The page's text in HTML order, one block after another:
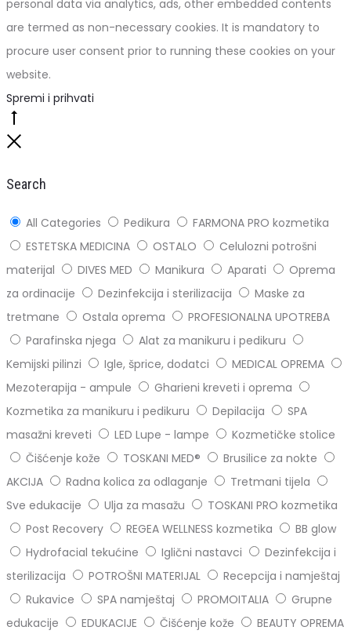
personal data via analytics, ads, other embedded contents
are termed as non-necessary cookies. It is mandatory to
procure user consent prior to running these cookies on your
website.
Spremi i prihvati
Search
All Categories Pedikura
FARMONA PRO kozmetika
ESTETSKA MEDICINA
OSTALO
Celulozni potrošni
materijal
DIVES MED Manikura Aparati
Oprema
za ordinacije
Dezinfekcija i sterilizacija
Maske za
tretmane
Ostala oprema
PROFESIONALNA UPOTREBA
Parafinska njega
Alat za manikuru i pedikuru
Kemijski pilinzi
Igle, šprice, dodatci
MEDICAL OPREMA
Mezoterapija - ampule
Gharieni kreveti i oprema
Kozmetika za manikuru i pedikuru
Depilacija
SPA
masažni kreveti
LED Lupe - lampe
Kozmetičke stolice
Čišćenje kože
TOSKANI MED®️
Brusilice za nokte
AKCIJA
Radna kolica za odlaganje
Tretmani tijela
Sve edukacije
Ulja za masažu
TOSKANI PRO kozmetika
Post Recovery
REGEA WELLNESS kozmetika
BB glow
Hydrofacial tekućine
Iglični nastavci
Dezinfekcija i
sterilizacija
POTROŠNI MATERIJAL
Recepcija i namještaj
Rukavice
SPA namještaj PROMOITALIA
Grupne
edukacije
EDUKACIJE Čišćenje kože BEAUTY OPREMA